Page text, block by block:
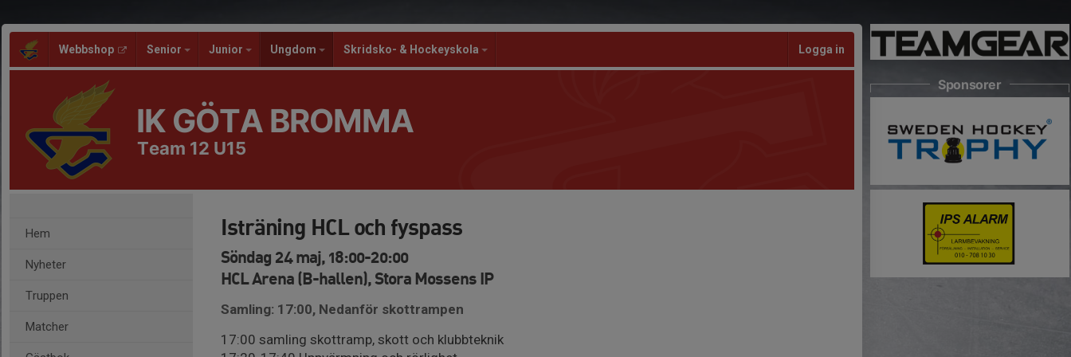
Webbshop Senior Junior Ungdom Skridsko- & Hockeyskola Logga in
IK GÖTA BROMMA
Team 12 U15
Hem
Nyheter
Truppen
Matcher
Isträning HCL och fyspass
Söndag 24 maj, 18:00-20:00
HCL Arena (B-hallen), Stora Mossens IP
Samling: 17:00, Nedanför skottrampen
17:00 samling skottramp, skott och klubbteknik
Sponsorer